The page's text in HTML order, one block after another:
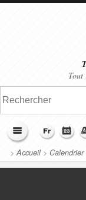
Tout
>Accueil> Calendrier